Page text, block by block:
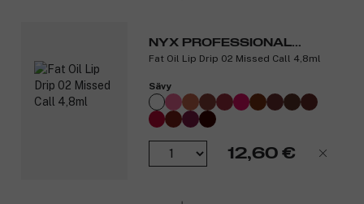
NYX PROFESSIONAL
MAKEUP
Fat Oil Lip Drip 02 Missed Call 4,8ml
Sävy
12,60 €